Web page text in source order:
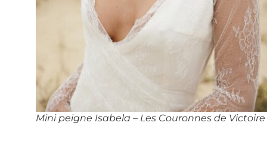
Mini peigne Isabela – Les Couronnes de Victoire